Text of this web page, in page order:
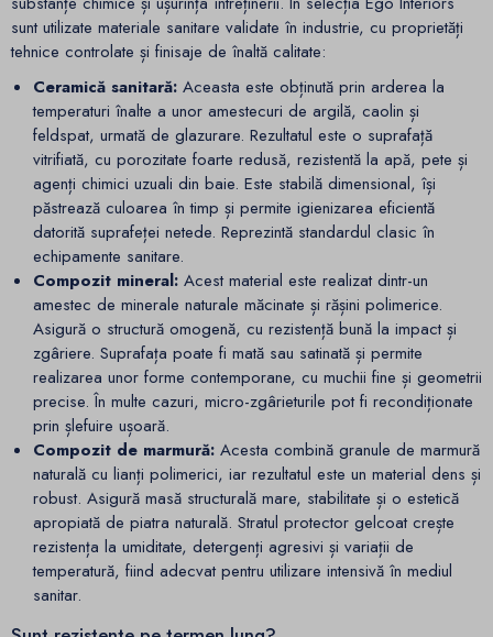
sunt utilizate materiale sanitare validate în industrie, cu proprietăți
tehnice controlate și finisaje de înaltă calitate:
Ceramică sanitară: Aceasta este obținută prin arderea la
temperaturi înalte a unor amestecuri de argilă, caolin și
feldspat, urmată de glazurare. Rezultatul este o suprafață
vitrifiată, cu porozitate foarte redusă, rezistentă la apă, pete și
agenți chimici uzuali din baie. Este stabilă dimensional, își
păstrează culoarea în timp și permite igienizarea eficientă
datorită suprafeței netede. Reprezintă standardul clasic în
echipamente sanitare.
Compozit mineral: Acest material este realizat dintr-un
amestec de minerale naturale măcinate și rășini polimerice.
Asigură o structură omogenă, cu rezistență bună la impact și
zgâriere. Suprafața poate fi mată sau satinată și permite
realizarea unor forme contemporane, cu muchii fine și geometrii
precise. În multe cazuri, micro-zgârieturile pot fi recondiționate
prin șlefuire ușoară.
Compozit de marmură: Acesta combină granule de marmură
naturală cu lianți polimerici, iar rezultatul este un material dens și
robust. Asigură masă structurală mare, stabilitate și o estetică
apropiată de piatra naturală. Stratul protector gelcoat crește
rezistența la umiditate, detergenți agresivi și variații de
temperatură, fiind adecvat pentru utilizare intensivă în mediul
sanitar.